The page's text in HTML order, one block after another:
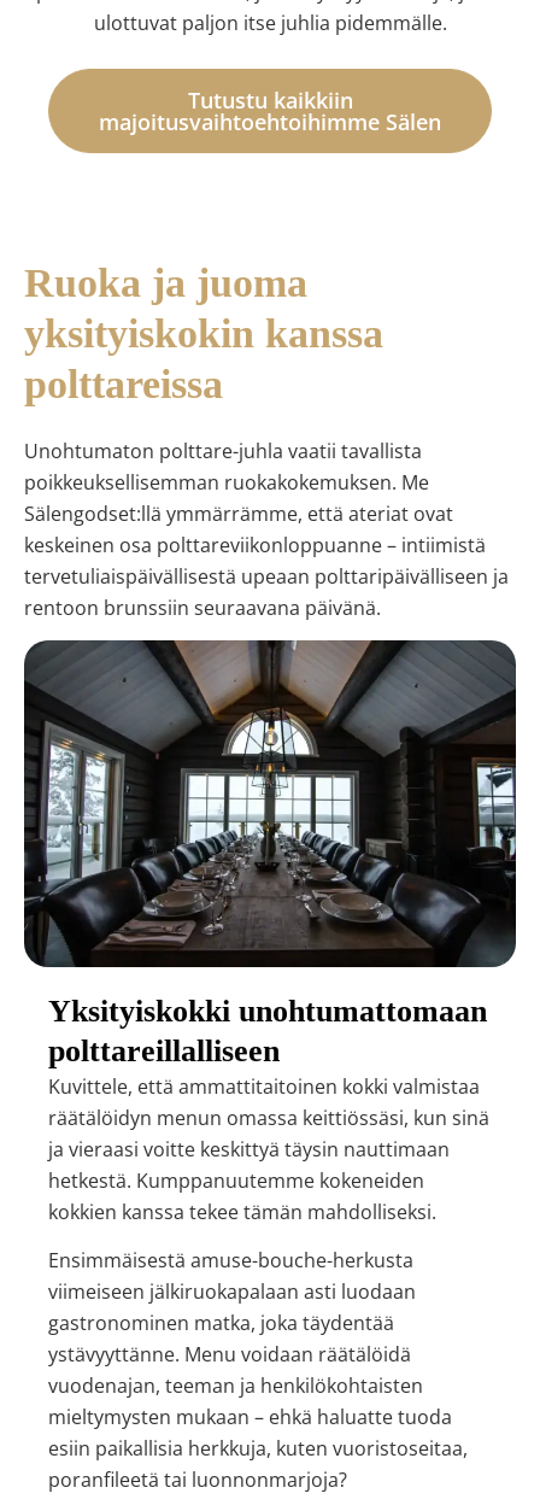
ulottuvat paljon itse juhlia pidemmälle.
Tutustu kaikkiin
majoitusvaihtoehtoihimme Sälen
Ruoka ja juoma
yksityiskokin kanssa
polttareissa
Unohtumaton polttare-juhla vaatii tavallista
poikkeuksellisemman ruokakokemuksen. Me
Sälengodset:llä ymmärrämme, että ateriat ovat
keskeinen osa polttareviikonloppuanne – intiimistä
tervetuliaispäivällisestä upeaan polttaripäivälliseen ja
rentoon brunssiin seuraavana päivänä.
Yksityiskokki unohtumattomaan
polttareillalliseen
Kuvittele, että ammattitaitoinen kokki valmistaa
räätälöidyn menun omassa keittiössäsi, kun sinä
ja vieraasi voitte keskittyä täysin nauttimaan
hetkestä. Kumppanuutemme kokeneiden
kokkien kanssa tekee tämän mahdolliseksi.
Ensimmäisestä amuse-bouche-herkusta
viimeiseen jälkiruokapalaan asti luodaan
gastronominen matka, joka täydentää
ystävyyttänne. Menu voidaan räätälöidä
vuodenajan, teeman ja henkilökohtaisten
mieltymysten mukaan – ehkä haluatte tuoda
esiin paikallisia herkkuja, kuten vuoristoseitaa,
poranfileetä tai luonnonmarjoja?